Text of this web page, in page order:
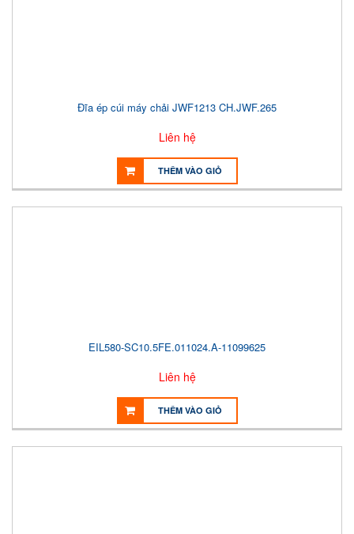
Đĩa ép cúi máy chải JWF1213 CH.JWF.265
Liên hệ
THÊM VÀO GIỎ
EIL580-SC10.5FE.011024.A-11099625
Liên hệ
THÊM VÀO GIỎ